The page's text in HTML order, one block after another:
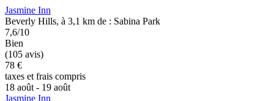
Jasmine Inn
Beverly Hills, à 3,1 km de : Sabina Park
7,6/10
Bien
(105 avis)
78 €
taxes et frais compris
18 août - 19 août
Jasmine Inn